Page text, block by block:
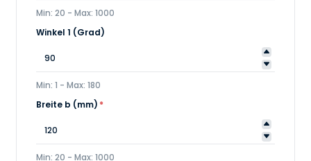
Min: 20 - Max: 1000
Winkel 1 (Grad)
Min: 1 - Max: 180
Breite b (mm) *
Min: 20 - Max: 1000